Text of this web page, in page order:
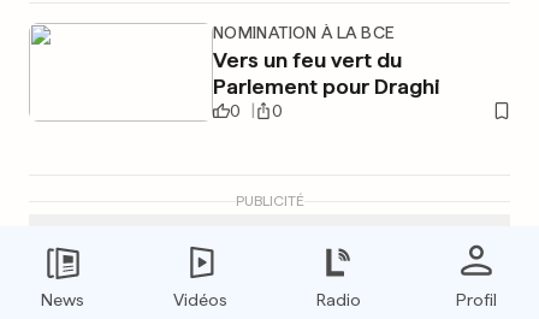
NOMINATION À LA BCE
Vers un feu vert du
Parlement pour Draghi
0 0
PUBLICITÉ
News Vidéos Radio Profil